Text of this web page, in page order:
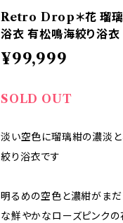
Retro Drop＊花 瑠璃
浴衣 有松鳴海絞り浴
¥99,999
SOLD OUT
淡い空色に瑠璃紺の濃淡
絞り浴衣です
明るめの空色と濃紺がまだ
な鮮やかなローズピンクの